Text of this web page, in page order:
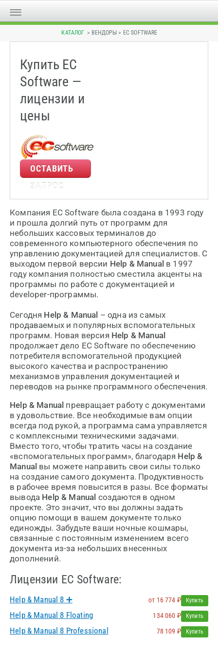
КАТАЛОГ > ВЕНДОРЫ > EC SOFTWARE
Купить EC
Software —
лицензии и
цены
ОСТАВИТЬ
ЗАПРОС
Компания EC Software была создана в 1993 году
и прошла долгий путь от программ для
небольших кассовых терминалов до
современного компьютерного обеспечения по
управлению документацией для специалистов. С
выходом первой версии Help & Manual в 1997
году компания полностью сместила акценты на
программы по работе с документацией и
developer-программы.
Сегодня Help & Manual – одна из самых
продаваемых и популярных вспомогательных
программ. Новая версия Help & Manual
продолжает дело EC Software по обеспечению
потребителя вспомогательной продукцией
высокого качества и распространению
механизмов управления документацией и
переводов на рынке программного обеспечения.
Help & Manual превращает работу с документами
в удовольствие. Все необходимые вам опции
всегда под рукой, а программа сама управляется
с комплексными техническими задачами.
Вместо того, чтобы тратить часы на создание
«вспомогательных программ», благодаря Help &
Manual вы можете направить свои силы только
на создание самого документа. Продуктивность
в рабочее время повысится в разы. Все форматы
вывода Help & Manual создаются в одном
проекте. Это значит, что вы должны задать
опцию помощи в вашем документе только
единожды. Забудьте ваши ночные кошмары,
связанные с постоянным изменением всего
документа из-за небольших внесенных
дополнений.
Лицензии EC Software:
Help & Manual 8 ➕ от 16 774 ₽ Купить
Help & Manual 8 Floating 134 060 ₽ Купить
Help & Manual 8 Professional 78 109 ₽ Купить